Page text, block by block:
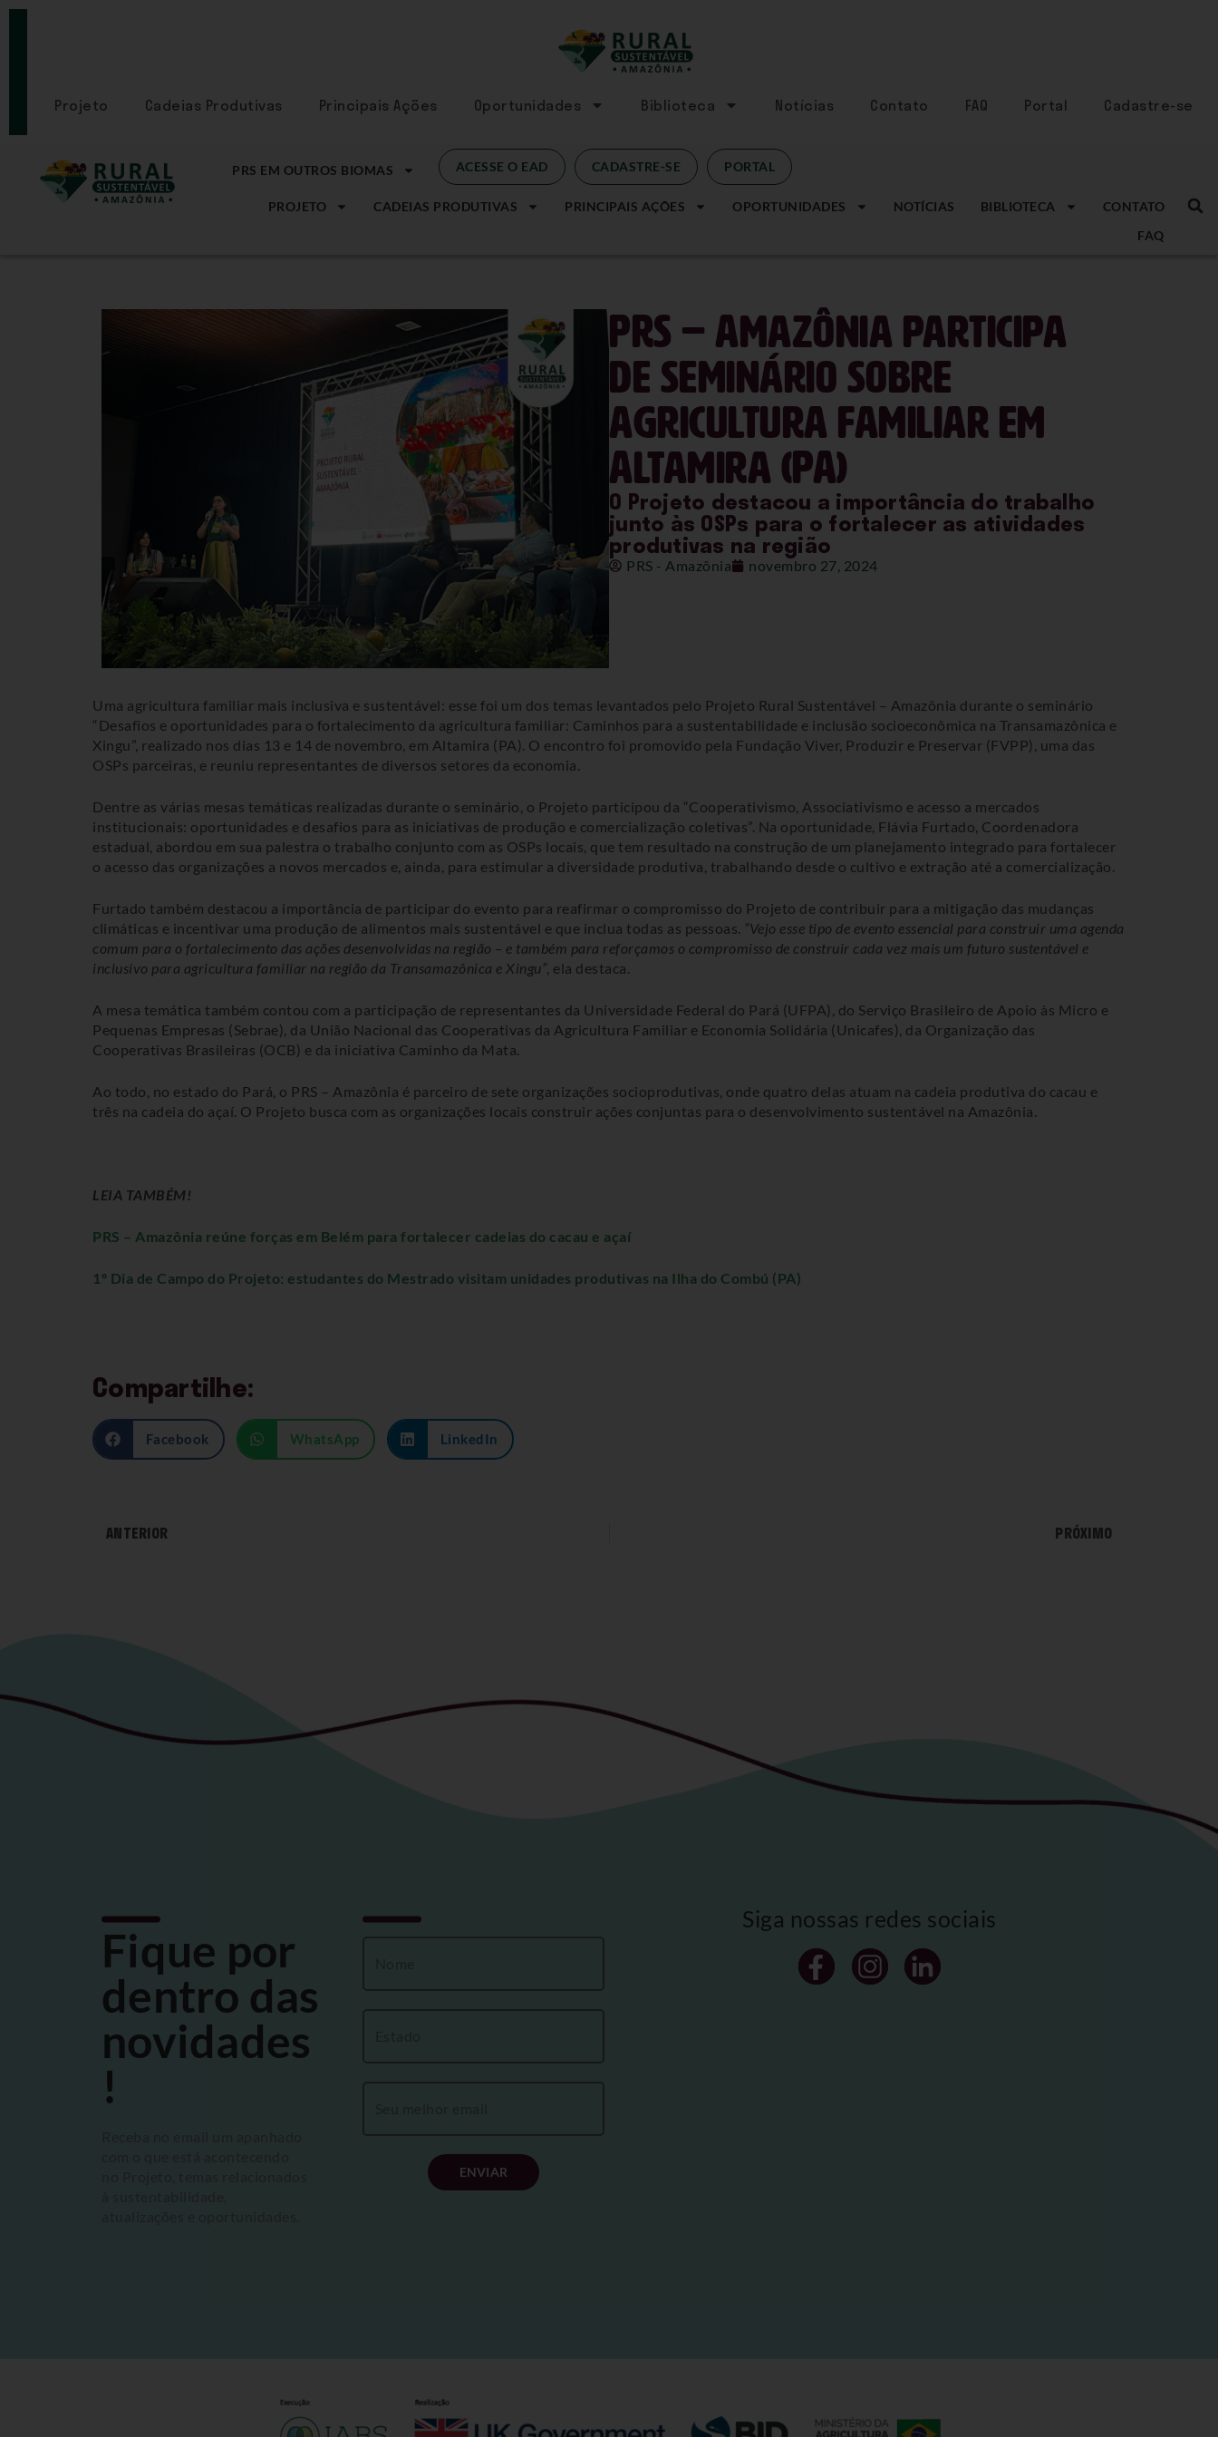
SE
Projeto Cadeias Produtivas Principais Ações Oportunidades Biblioteca Notícias Contato FAQ Portal Cadastre-se
PRS EM OUTROS BIOMAS ACESSE O EAD CADASTRE-SE PORTAL
PROJETO CADEIAS PRODUTIVAS PRINCIPAIS AÇÕES OPORTUNIDADES NOTÍCIAS BIBLIOTECA
CONTATO
FAQ
PRS – Amazônia participa
de seminário sobre
agricultura familiar em
Altamira (PA)
O Projeto destacou a importância do trabalho
junto às OSPs para o fortalecer as atividades
produtivas na região
PRS - Amazônia novembro 27, 2024
Uma agricultura familiar mais inclusiva e sustentável: esse foi um dos temas levantados pelo Projeto Rural Sustentável – Amazônia durante o seminário
“Desafios e oportunidades para o fortalecimento da agricultura familiar: Caminhos para a sustentabilidade e inclusão socioeconômica na Transamazônica e
Xingu”, realizado nos dias 13 e 14 de novembro, em Altamira (PA). O encontro foi promovido pela Fundação Viver, Produzir e Preservar (FVPP), uma das
OSPs parceiras, e reuniu representantes de diversos setores da economia.
Dentre as várias mesas temáticas realizadas durante o seminário, o Projeto participou da “Cooperativismo, Associativismo e acesso a mercados
institucionais: oportunidades e desafios para as iniciativas de produção e comercialização coletivas”. Na oportunidade, Flávia Furtado, Coordenadora
estadual, abordou em sua palestra o trabalho conjunto com as OSPs locais, que tem resultado na construção de um planejamento integrado para fortalecer
o acesso das organizações a novos mercados e, ainda, para estimular a diversidade produtiva, trabalhando desde o cultivo e extração até a comercialização.
Furtado também destacou a importância de participar do evento para reafirmar o compromisso do Projeto de contribuir para a mitigação das mudanças
climáticas e incentivar uma produção de alimentos mais sustentável e que inclua todas as pessoas. “Vejo esse tipo de evento essencial para construir uma agenda
comum para o fortalecimento das ações desenvolvidas na região – e também para reforçamos o compromisso de construir cada vez mais um futuro sustentável e
inclusivo para agricultura familiar na região da Transamazônica e Xingu”, ela destaca.
A mesa temática também contou com a participação de representantes da Universidade Federal do Pará (UFPA), do Serviço Brasileiro de Apoio às Micro e
Pequenas Empresas (Sebrae), da União Nacional das Cooperativas da Agricultura Familiar e Economia Solidária (Unicafes), da Organização das
Cooperativas Brasileiras (OCB) e da iniciativa Caminho da Mata.
Ao todo, no estado do Pará, o PRS – Amazônia é parceiro de sete organizações socioprodutivas, onde quatro delas atuam na cadeia produtiva do cacau e
três na cadeia do açaí. O Projeto busca com as organizações locais construir ações conjuntas para o desenvolvimento sustentável na Amazônia.
LEIA TAMBÉM!
PRS – Amazônia reúne forças em Belém para fortalecer cadeias do cacau e açaí
1º Dia de Campo do Projeto: estudantes do Mestrado visitam unidades produtivas na Ilha do Combú (PA)
Compartilhe:
Facebook WhatsApp LinkedIn
ANTERIOR PRÓXIMO
Fique por
dentro das
novidades
!
ENVIAR
Siga nossas redes sociais